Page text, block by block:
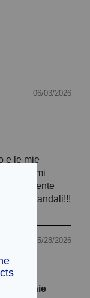
06/03/2026
e le mie
Non mi
i sandali!!!
05/28/2026
unghie